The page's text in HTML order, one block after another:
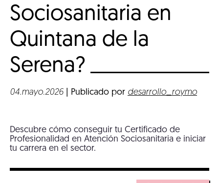
Sociosanitaria en
Quintana de la
Serena?
04.mayo.2026 | Publicado por desarrollo_roymo
Descubre cómo conseguir tu Certificado de
Profesionalidad en Atención Sociosanitaria e iniciar
tu carrera en el sector.